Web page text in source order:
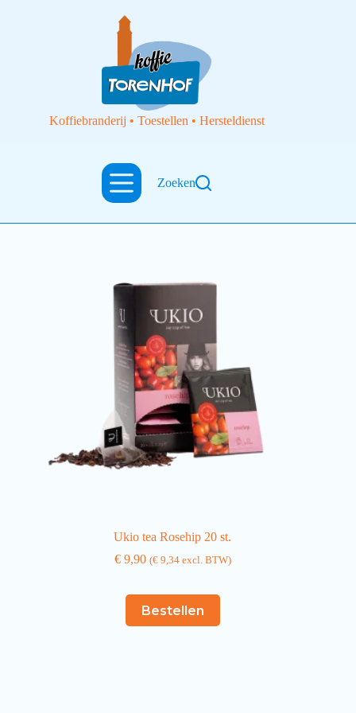
Koffiebranderij • Toestellen • Hersteldienst
Zoeken
Ukio tea Rosehip 20 st.
€9,90 (€9,34excl. BTW)
Bestellen